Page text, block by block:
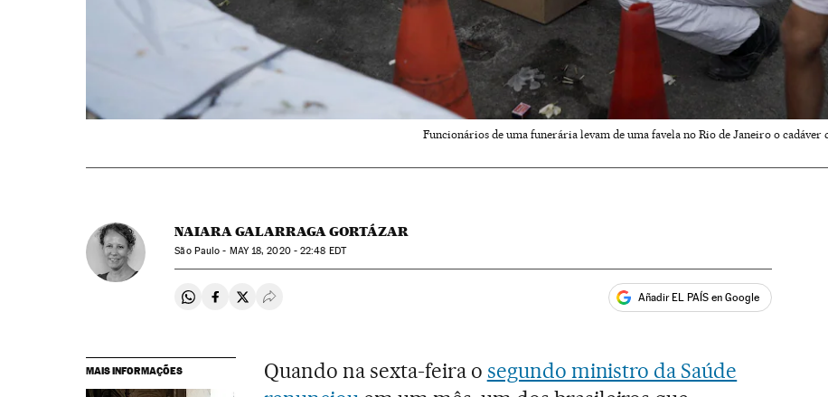
Funcionários de uma funerária levam de uma favela no Rio de Janeiro o
NAIARA GALARRAGA GORTÁZAR
São Paulo - MAY18, 2020 - 22:48 EDT
Compartir en Whatsapp
Compartir en Facebook
Compartir en Twitter
Desplegar Redes Sociales Añadir EL PAÍS en Google
MAIS INFORMAÇÕES Quando na sexta-feira o segundo ministro da Saúde